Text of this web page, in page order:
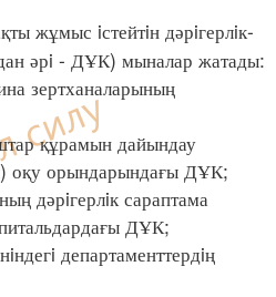
жұмыс iстейтiн дәрiгерлiк-
әрi - ДҰК) мыналар жатады:
зертханаларының
құрамын дайындау
оқу орындарындағы ДҰК;
дәрiгерлiк сараптама
ДҰК;
департаменттердiң